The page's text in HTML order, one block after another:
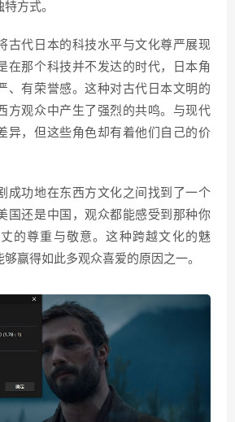
方式。
古代日本的科技水平与文化尊严展现
在那个科技并不发达的时代，日本角
、有荣誉感。这种对古代日本文明的
方观众中产生了强烈的共鸣。与现代
异，但这些角色却有着他们自己的价
成功地在东西方文化之间找到了一个
国还是中国，观众都能感受到那种你
的尊重与敬意。这种跨越文化的魅
赢得如此多观众喜爱的原因之一。